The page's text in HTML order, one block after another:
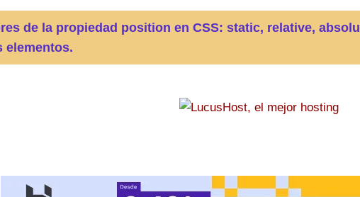
de la propiedad position en CSS: static, relative,
elementos.